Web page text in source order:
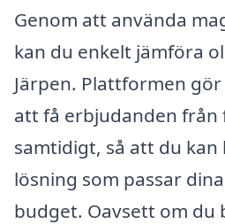
Genom att använda
kan du enkelt jämföra
Järpen. Plattformen
att få erbjudanden
samtidigt, så att du
lösning som passar
budget. Oavsett om du